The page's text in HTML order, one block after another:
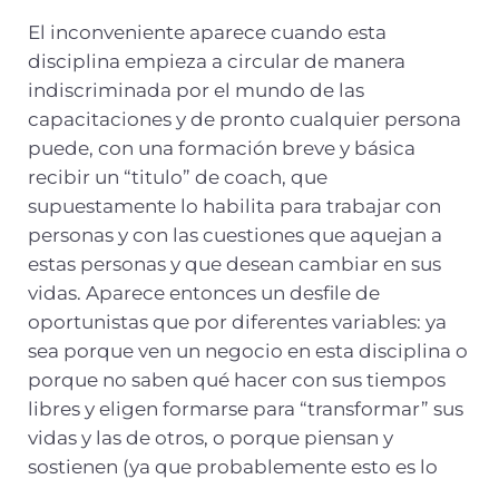
El inconveniente aparece cuando esta
disciplina empieza a circular de manera
indiscriminada por el mundo de las
capacitaciones y de pronto cualquier persona
puede, con una formación breve y básica
recibir un “titulo” de coach, que
supuestamente lo habilita para trabajar con
personas y con las cuestiones que aquejan a
estas personas y que desean cambiar en sus
vidas. Aparece entonces un desfile de
oportunistas que por diferentes variables: ya
sea porque ven un negocio en esta disciplina o
porque no saben qué hacer con sus tiempos
libres y eligen formarse para “transformar” sus
vidas y las de otros, o porque piensan y
sostienen (ya que probablemente esto es lo